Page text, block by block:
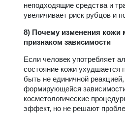
неподходящие средства и
увеличивает риск рубцов и
8) Почему изменения кожи
признаком зависимости
Если человек употребляет
состояние кожи ухудшается
быть не единичной
формирующейся
косметологические
эффект, но не решают